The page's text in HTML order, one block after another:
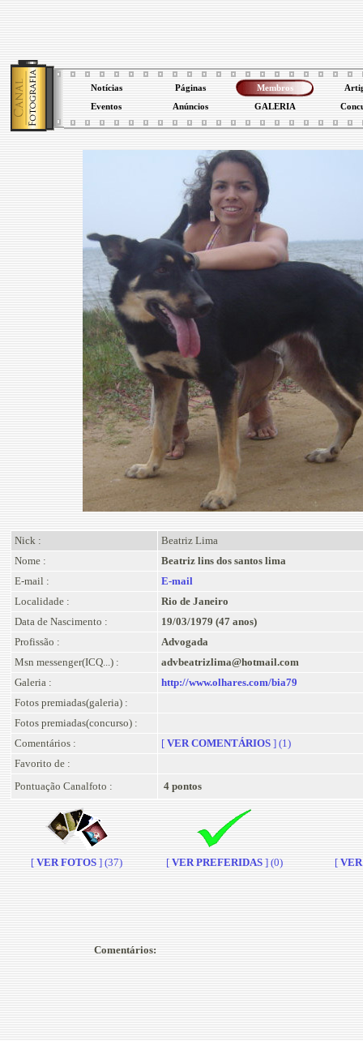
Notícias Páginas Membros
Eventos Anúncios GALERIA
Nick :
Beatriz Lima
Nome :
Beatriz lins dos santos lima
E-mail :
E-mail
Localidade :
Rio de Janeiro
Data de Nascimento :
19/03/1979 (47 anos)
Profissão :
Advogada
Msn messenger(ICQ...) :
advbeatrizlima@hotmail.com
Galeria :
http://www.olhares.com/bia79
Fotos premiadas(galeria) :
Fotos premiadas(concurso) :
Comentários :
[ VER COMENTÁRIOS ] (1)
Favorito de :
Pontuação Canalfoto :
4 pontos
[ VER FOTOS ] (37) [ VER PREFERIDAS ] (0) [
Comentários: